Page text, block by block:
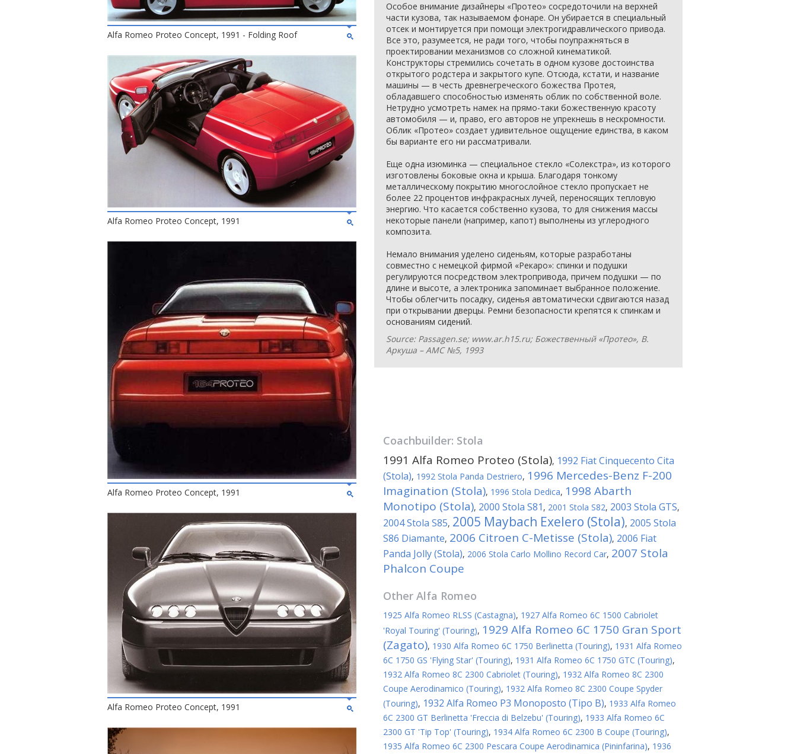
Alfa Romeo Proteo Concept, 1991 - Folding Roof
Alfa Romeo Proteo Concept, 1991
Alfa Romeo Proteo Concept, 1991
Alfa Romeo Proteo Concept, 1991
Особое внимание дизайнеры «Протео» сосредоточили на верхней
части кузова, так называемом фонаре. Он убирается в специальный
отсек и монтируется при помощи электрогидравлического привода.
Все это, разумеется, не ради того, чтобы поупражняться в
проектировании механизмов со сложной кинематикой.
Конструкторы стремились сочетать в одном кузове достоинства
открытого родстера и закрытого купе. Отсюда, кстати, и название
машины — в честь древнегреческого божества Протея,
обладавшего способностью изменять облик по собственной воле.
Нетрудно усмотреть намек на прямо-таки божественную красоту
автомобиля — и, право, его авторов не упрекнешь в нескромности.
Облик «Протео» создает удивительное ощущение единства, в каком
бы варианте его ни рассматривали.
Еще одна изюминка — специальное стекло «Солекстра», из которого
изготовлены боковые окна и крыша. Благодаря тонкому
металлическому покрытию многослойное стекло пропускает не
более 22 процентов инфракрасных лучей, переносящих тепловую
энергию. Что касается собственно кузова, то для снижения массы
некоторые панели (например, капот) выполнены из углеродного
композита.
Немало внимания уделено сиденьям, которые разработаны
совместно с немецкой фирмой «Рекаро»: спинки и подушки
регулируются посредством электропривода, причем подушки — по
длине и высоте, а электроника запоминает выбранное положение.
Чтобы облегчить посадку, сиденья автоматически сдвигаются назад
при открывании дверцы. Ремни безопасности крепятся к спинкам и
основаниям сидений.
Source: Passagen.se; www.ar.h15.ru; Божественный «Протео», В.
Аркуша – АМС №5, 1993
Coachbuilder: Stola
1991 Alfa Romeo Proteo (Stola), 1992 Fiat Cinquecento Cita
(Stola), 1992 Stola Panda Destriero, 1996 Mercedes-Benz F-200
Imagination (Stola), 1996 Stola Dedica, 1998 Abarth
Monotipo (Stola), 2000 Stola S81 , 2001 Stola S82, 2003 Stola GTS,
2004 Stola S85, 2005 Maybach Exelero (Stola), 2005 Stola
S86 Diamante, 2006 Citroen C-Metisse (Stola), 2006 Fiat
Panda Jolly (Stola), 2006 Stola Carlo Mollino Record Car, 2007 Stola
Phalcon Coupe
Other Alfa Romeo
1925 Alfa Romeo RLSS (Castagna), 1927 Alfa Romeo 6C 1500 Cabriolet
'Royal Touring' (Touring), 1929 Alfa Romeo 6C 1750 Gran Sport
(Zagato), 1930 Alfa Romeo 6C 1750 Berlinetta (Touring), 1931 Alfa Romeo
6C 1750 GS 'Flying Star' (Touring), 1931 Alfa Romeo 6C 1750 GTC (Touring),
1932 Alfa Romeo 8C 2300 Cabriolet (Touring), 1932 Alfa Romeo 8C 2300
Coupe Aerodinamico (Touring), 1932 Alfa Romeo 8C 2300 Coupe Spyder
(Touring), 1932 Alfa Romeo P3 Monoposto (Tipo B), 1933 Alfa Romeo
6C 2300 GT Berlinetta 'Freccia di Belzebu' (Touring), 1933 Alfa Romeo 6C
2300 GT 'Tip Top' (Touring), 1934 Alfa Romeo 6C 2300 B Coupe (Touring),
1935 Alfa Romeo 6C 2300 Pescara Coupe Aerodinamica (Pininfarina), 1936